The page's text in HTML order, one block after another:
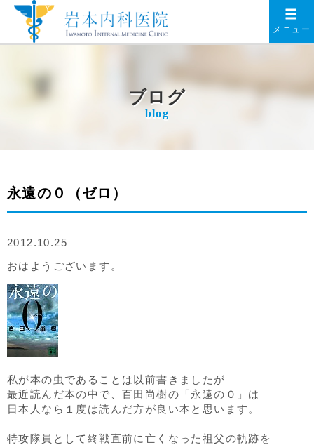
メニュー
ブログ
blog
永遠の０（ゼロ）
2012.10.25
おはようございます。
私が本の虫であることは以前書きましたが
最近読んだ本の中で、百田尚樹の「永遠の０」は
日本人なら１度は読んだ方が良い本と思います。
特攻隊員として終戦直前に亡くなった祖父の軌跡を